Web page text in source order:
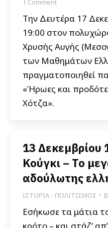
1 Comment
Την Δευτέρα 17
19:00 στον
Χρυσής Αυγής
των Μαθημάτων
πραγματοποιηθεί
«Ήρωες και
Χότζα».
13 Δεκεμβρίου
Κούγκι – Το
αδούλωτης
ΙΣΤΟΡΙΑ - ΠΟΛΙΤΙΣΜΟΣ
Εσήκωσε τα μάτια